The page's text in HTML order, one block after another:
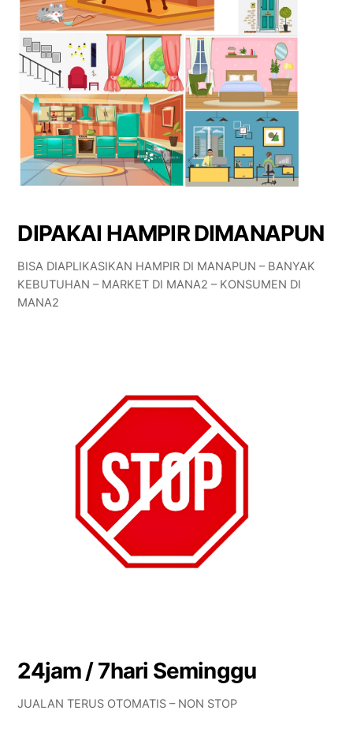
DIPAKAI HAMPIR DIMANAPUN
BISA DIAPLIKASIKAN HAMPIR DI MANAPUN – BANYAK
KEBUTUHAN – MARKET DI MANA2 – KONSUMEN DI
MANA2
24jam / 7hari Seminggu
JUALAN TERUS OTOMATIS – NON STOP